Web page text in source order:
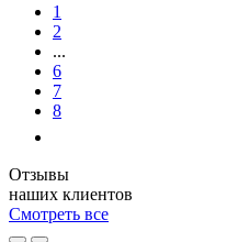
1
2
...
6
7
8
Отзывы
наших клиентов
Смотреть все